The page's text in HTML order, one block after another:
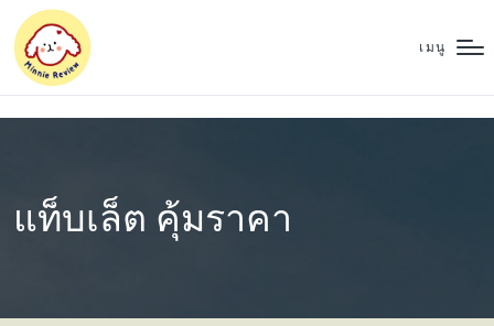
เมนู
แท็บเล็ต คุ้มราคา